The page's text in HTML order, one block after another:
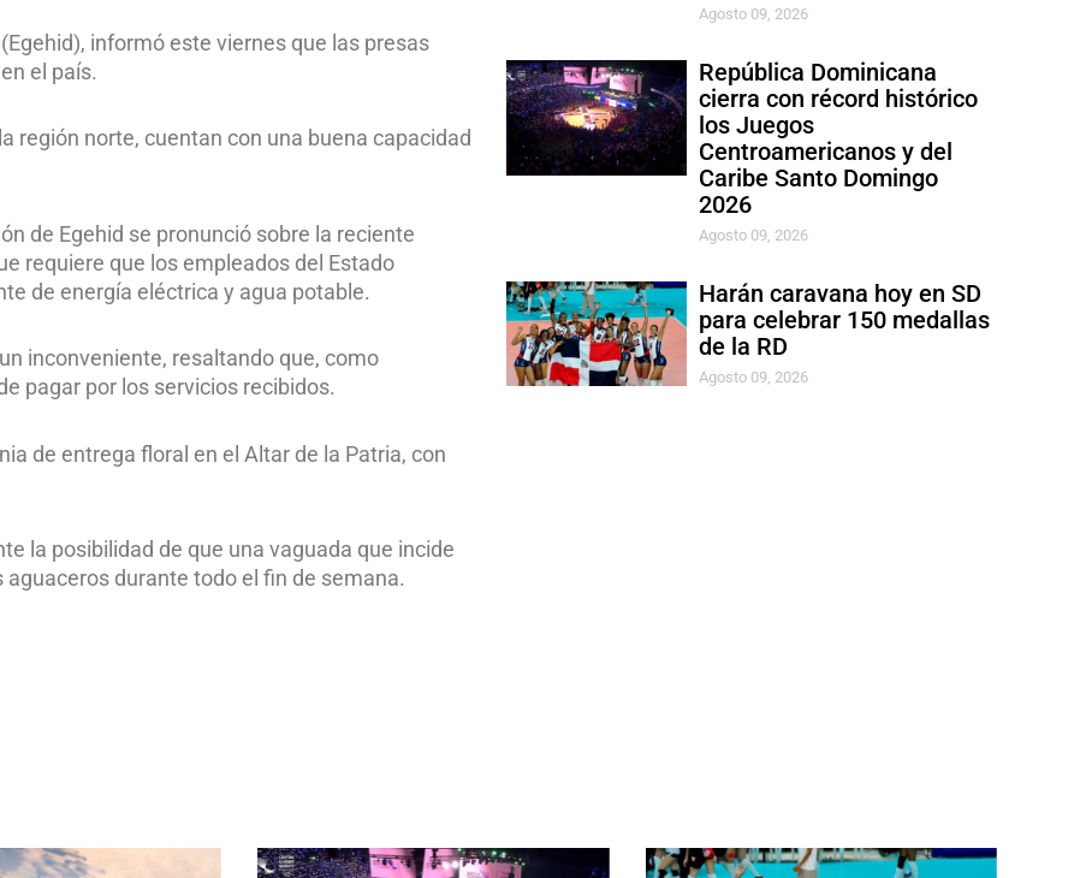
informó este viernes que las presas
el país.
región norte, cuentan con una buena capacidad
de Egehid se pronunció sobre la reciente
requiere que los empleados del Estado
de energía eléctrica y agua potable.
inconveniente, resaltando que, como
pagar por los servicios recibidos.
de entrega floral en el Altar de la Patria, con
la posibilidad de que una vaguada que incide
durante todo el fin de semana.
Agosto 09, 2026
República Dominicana
cierra con récord histórico
los Juegos
Centroamericanos y del
Caribe Santo Domingo
2026
Agosto 09, 2026
Harán caravana hoy en SD
para celebrar 150 medallas
de la RD
Agosto 09, 2026